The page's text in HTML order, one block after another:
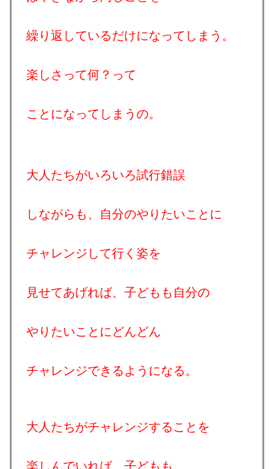
繰り返しているだけになってしまう。
楽しさって何？って
ことになってしまうの。
大人たちがいろいろ試行錯誤
しながらも、自分のやりたいことに
チャレンジして行く姿を
見せてあげれば、子どもも自分の
やりたいことにどんどん
チャレンジできるようになる。
大人たちがチャレンジすることを
楽しんでいれば、子どもも